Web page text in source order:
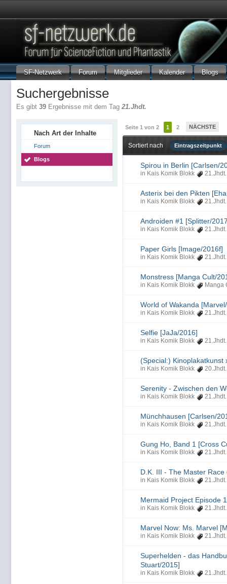
SF-Netzwerk Forum Mitglieder Kalender Blogs
Suchergebnisse
Es gibt 39 Ergebnisse mit dem Tag 21.Jhdt.
Nach Art der Inhalte
Forum
Blogs
Seite 1 von 2 1 2 NÄCHSTE
Sortiert nach Eintragszeitpunkt
Spirou in Berlin [Carlsen/
in Kais Komik Blokk 21.Jhdt.
Asterix bei den Pikten
in Kais Komik Blokk 21.Jhdt.
Androiden #1 [Splitter/
in Kais Komik Blokk 21.Jhdt.
Paper Girls [Image/2016f]
in Kais Komik Blokk 21.Jhdt.
Monstress [Manga Cult/
in Kais Komik Blokk Manga
World of Wakanda
in Kais Komik Blokk 21.Jhdt.
Selfie [JaJa/2016]
in Kais Komik Blokk 21.Jhdt.
(Special:) Kinoplakatkunst
in Kais Komik Blokk 20.Jhdt.
Serenity - Zwischen den
in Kais Komik Blokk 21.Jhdt.
Münchhausen [Carlsen/
in Kais Komik Blokk 21.Jhdt.
Gung Ho, Band 1 [Cross
in Kais Komik Blokk 21.Jhdt.
D.K. III - The Master
in Kais Komik Blokk 21.Jhdt.
Mermaid Project Episode
in Kais Komik Blokk 21.Jhdt.
Marvel Now: Ms. Marvel
in Kais Komik Blokk 21.Jhdt.
Superhelden - das
Stuart/2015]
in Kais Komik Blokk 21.Jhdt.